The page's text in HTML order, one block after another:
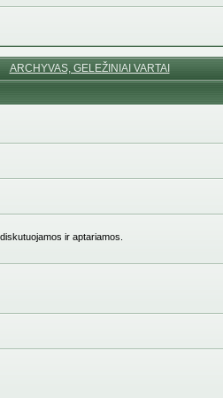
ARCHYVAS, GELEŽINIAI VARTAI
ir aptariamos.